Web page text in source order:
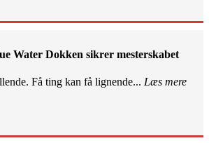
Water Dokken sikrer mesterskabet
Få ting kan få lignende... Læs mere